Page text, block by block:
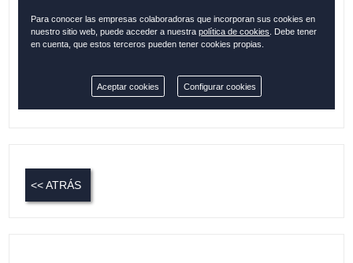
Colección: CÁDIZ
<< ATRÁS
Para conocer las empresas colaboradoras que incorporan sus cookies en
nuestro sitio web, puede acceder a nuestrapolítica de cookies
. Debe tener
en cuenta, que estos terceros pueden tener cookies propias.
Aceptar cookies Configurar cookies